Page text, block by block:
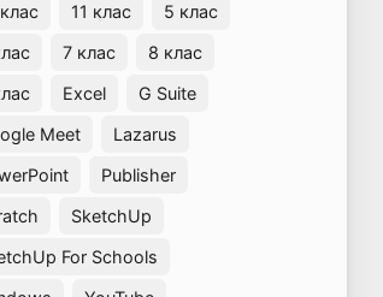
11 клас
5 клас
7 клас
8 клас
Excel
G Suite
Meet
Lazarus
Publisher
SketchUp
For Schools